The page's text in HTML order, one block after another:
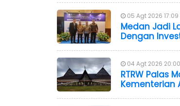
05 Agt 2026 17:09
Medan Jadi
Dengan
04 Agt 2026
RTRW Palas
Kementerian